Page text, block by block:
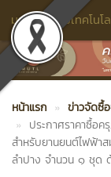
มหาวิทยาลัยเทคโน
หน้าแรก
ข่าวจัดซื้
ประกาศราคาซื้อ
สำหรับยานยนต์ไฟฟ้า
ลำปาง จำนวน ๑ ชุด